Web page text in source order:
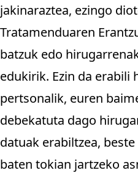
jakinaraztea, ezingo
Tratamenduaren
batzuk edo
edukirik. Ezin da erabili
pertsonalik, euren
debekatuta dago
datuak erabiltzea,
baten tokian jartzeko